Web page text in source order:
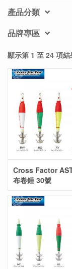
產品分類
品牌專區
顯示第 1 至 24 項
Cross Factor
布卷錘 30號